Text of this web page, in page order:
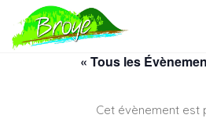
« Tous les
Cet évènement est